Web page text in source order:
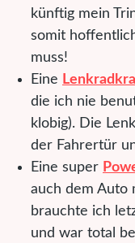
künftig mein
somit
muss!
Eine
die ich nie
klobig). Die
der Fahrertür
Eine super
auch dem Auto
brauchte ich
und war total